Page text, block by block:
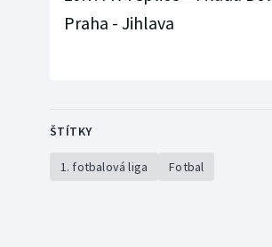
Praha - Jihlava
ŠTÍTKY
1. fotbalová liga Fotbal